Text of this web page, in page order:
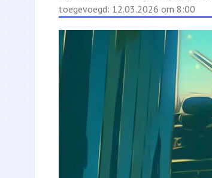
toegevoegd: 12.03.2026 om 8:00